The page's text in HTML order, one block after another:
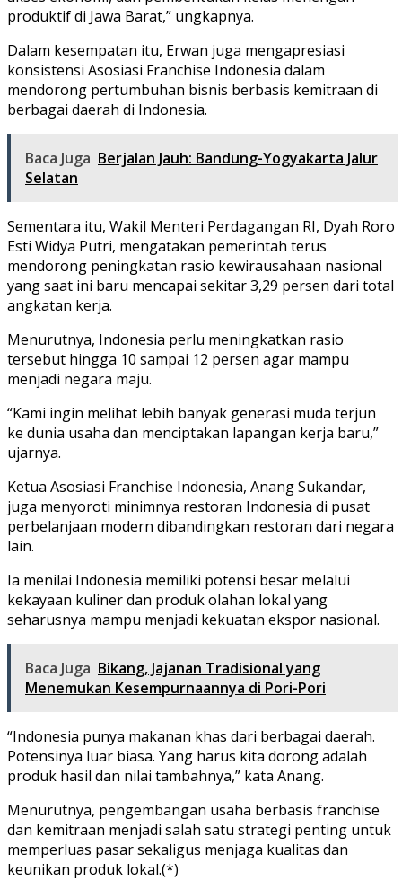
produktif di Jawa Barat,” ungkapnya.
Dalam kesempatan itu, Erwan juga mengapresiasi
konsistensi Asosiasi Franchise Indonesia dalam
mendorong pertumbuhan bisnis berbasis kemitraan di
berbagai daerah di Indonesia.
Baca Juga Berjalan Jauh: Bandung-Yogyakarta Jalur
Selatan
Sementara itu, Wakil Menteri Perdagangan RI, Dyah Roro
Esti Widya Putri, mengatakan pemerintah terus
mendorong peningkatan rasio kewirausahaan nasional
yang saat ini baru mencapai sekitar 3,29 persen dari total
angkatan kerja.
Menurutnya, Indonesia perlu meningkatkan rasio
tersebut hingga 10 sampai 12 persen agar mampu
menjadi negara maju.
“Kami ingin melihat lebih banyak generasi muda terjun
ke dunia usaha dan menciptakan lapangan kerja baru,”
ujarnya.
Ketua Asosiasi Franchise Indonesia, Anang Sukandar,
juga menyoroti minimnya restoran Indonesia di pusat
perbelanjaan modern dibandingkan restoran dari negara
lain.
Ia menilai Indonesia memiliki potensi besar melalui
kekayaan kuliner dan produk olahan lokal yang
seharusnya mampu menjadi kekuatan ekspor nasional.
Baca Juga Bikang, Jajanan Tradisional yang
Menemukan Kesempurnaannya di Pori-Pori
“Indonesia punya makanan khas dari berbagai daerah.
Potensinya luar biasa. Yang harus kita dorong adalah
produk hasil dan nilai tambahnya,” kata Anang.
Menurutnya, pengembangan usaha berbasis franchise
dan kemitraan menjadi salah satu strategi penting untuk
memperluas pasar sekaligus menjaga kualitas dan
keunikan produk lokal.(*)